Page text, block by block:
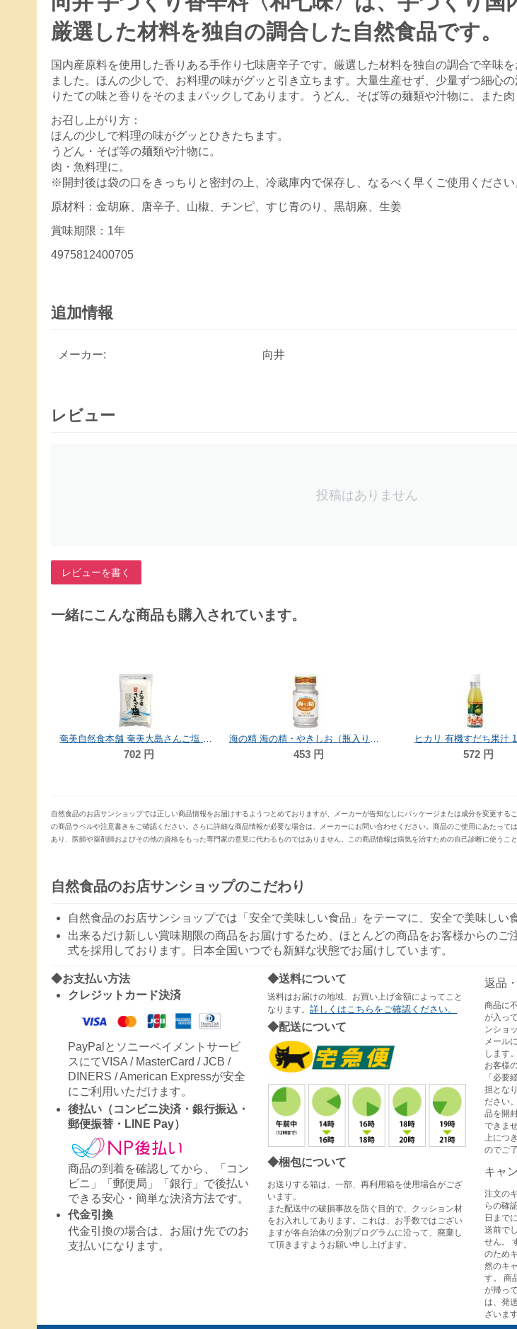
厳選した材料を独自の調合した自然食品です。
国内産原料を使用した香りある手作り七味唐辛子です。厳選した材料を独自の調合で辛味
ました。ほんの少しで、お料理の味がグッと引き立ちます。大量生産せず、少量ずつ細心
りたての味と香りをそのままパックしてあります。うどん、そば等の麺類や汁物に。また肉
お召し上がり方：
ほんの少しで料理の味がグッとひきたちます。
うどん・そば等の麺類や汁物に。
肉・魚料理に。
※開封後は袋の口をきっちりと密封の上、冷蔵庫内で保存し、なるべく早くご使用ください
原材料：金胡麻、唐辛子、山椒、チンピ、すじ青のり、黒胡麻、生姜
賞味期限：1年
4975812400705
追加情報
メーカー: 向井
レビュー
投稿はありません
レビューを書く
一緒にこんな商品も購入されています。
奄美自然食本舗 奄美大島さんご塩 200g
702 円
海の精 海の精・やきしお（瓶入り） 60g
453 円
ヒカリ 有機すだち果汁
572 円
自然食品のお店サンショップでは正しい商品情報をお届けするようつとめておりますが、メーカーが告知なしにパッケージまたは成分を変更す
の商品ラベルや注意書きをご確認ください。さらに詳細な商品情報が必要な場合は、メーカーにお問い合わせください。商品のご使用にあたっ
あり、医師や薬剤師およびその他の資格をもった専門家の意見に代わるものではありません。この商品情報は病気を治すための自己診断に使う
自然食品のお店サンショップのこだわり
自然食品のお店サンショップでは「安全で美味しい食品」をテーマに、安全で美味しい
出来るだけ新しい賞味期限の商品をお届けするため、ほとんどの商品をお客様からの
式を採用しております。日本全国いつでも新鮮な状態でお届けしています。
◆お支払い方法
クレジットカード決済
PayPalとソニーペイメントサービ
スにてVISA / MasterCard / JCB /
DINERS / American Expressが安全
にご利用いただけます。
後払い（コンビニ決済・銀行振込・
郵便振替・LINE Pay）
商品の到着を確認してから、「コン
ビニ」「郵便局」「銀行」で後払い
できる安心・簡単な決済方法です。
代金引換
代金引換の場合は、お届け先でのお
支払いになります。
◆送料について
送料はお届けの地域、お買い上げ金額によってこと
なります。詳しくはこちらをご確認ください。
◆配送について
◆梱包について
お送りする箱は、一部、再利用箱を使用場合がござ
います。
また配送中の破損事故を防ぐ目的で、クッション材
をお入れしてあります。これは、お手数ではござい
ますが各自治体の分別プログラムに沿って、廃棄し
て頂きますようお願い申し上げます。
返品
商品に
が入っ
ンショ
メール
します
お客様
「必要
担とな
ださい
品を開
できま
上につ
のでご
キャ
注文の
らの確
日まで
送前で
せん。
のため
然のキ
す。 商
が帰っ
は、発
ざいます